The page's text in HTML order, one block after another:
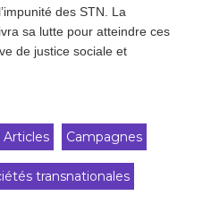
des STN. La
sa lutte pour atteindre ces
de justice sociale et
Articles Campagnes
transnationales